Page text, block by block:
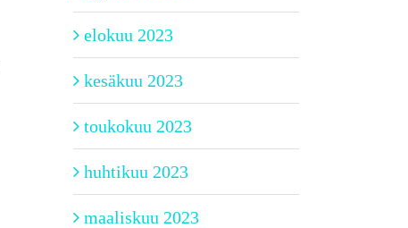
elokuu 2023
kesäkuu 2023
toukokuu 2023
huhtikuu 2023
maaliskuu 2023